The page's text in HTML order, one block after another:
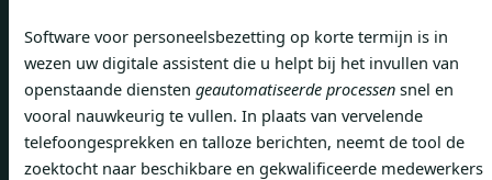
Software voor personeelsbezetting op korte termijn is in
wezen uw digitale assistent die u helpt bij het invullen van
openstaande diensten geautomatiseerde processen snel en
vooral nauwkeurig te vullen. In plaats van vervelende
telefoongesprekken en talloze berichten, neemt de tool de
zoektocht naar beschikbare en gekwalificeerde medewerkers